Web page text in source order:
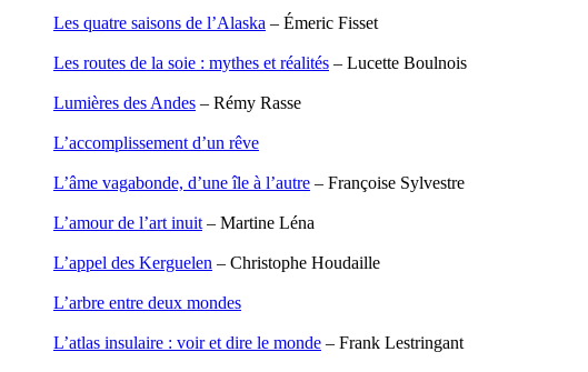
Hervouët Tifenn
Hussain Fawaz
Imhof Valentine
Jallade Sébastien
Kerouedan Annie
Klotz Lætitia
Kotry Jérôme
Labouche Didier
Lacrampe Corine
Les quatre saisons de l’Alaska – Émeric Fisset
Les routes de la soie : mythes et réalités – Lucette Boulnois
Lumières des Andes – Rémy Rasse
L’accomplissement d’un rêve
L’âme vagabonde, d’une île à l’autre – Françoise Sylvestre
L’amour de l’art inuit – Martine Léna
L’appel des Kerguelen – Christophe Houdaille
L’arbre entre deux mondes
L’atlas insulaire : voir et dire le monde – Frank Lestringant